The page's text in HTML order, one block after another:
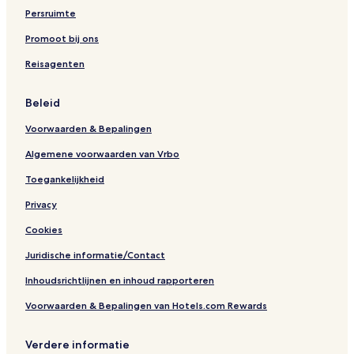
m
e
r
L
e
s
C
a
a
a
P
a
r
k
Persruimte
Promoot bij ons
Reisagenten
Beleid
Voorwaarden & Bepalingen
Algemene voorwaarden van Vrbo
Toegankelijkheid
Privacy
Cookies
Juridische informatie/Contact
Inhoudsrichtlijnen en inhoud rapporteren
Voorwaarden & Bepalingen van Hotels.com Rewards
Verdere informatie